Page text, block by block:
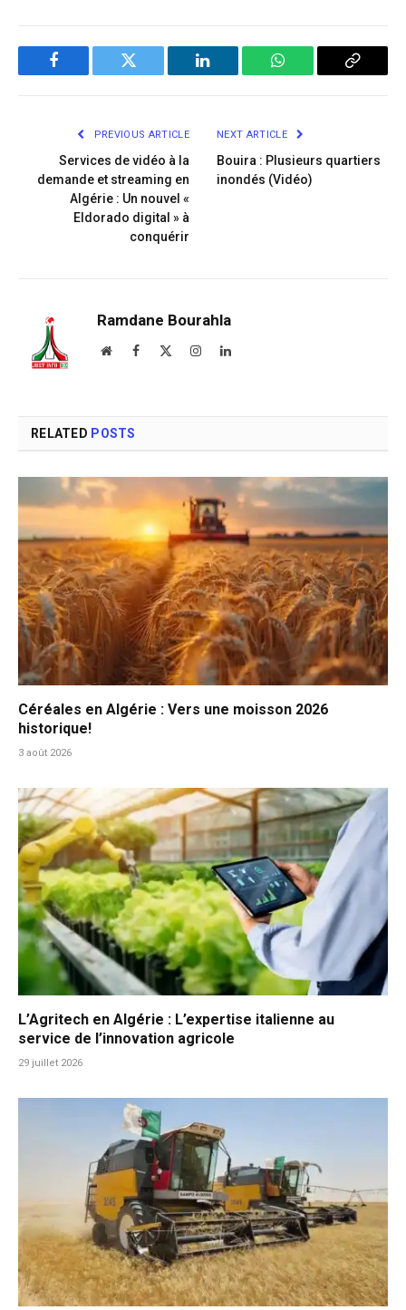
Facebook Twitter LinkedIn WhatsApp Copy
PREVIOUS ARTICLE
Services de vidéo à la
demande et streaming en
Algérie : Un nouvel «
Eldorado digital » à
conquérir
NEXT ARTICLE
Bouira : Plusieurs quartiers
inondés (Vidéo)
Ramdane Bourahla
WebsiteFacebook InstagramLinkedIn
RELATED POSTS
Céréales en Algérie : Vers une moisson 2026
historique!
3 août 2026
L’Agritech en Algérie : L’expertise italienne au
service de l’innovation agricole
29 juillet 2026